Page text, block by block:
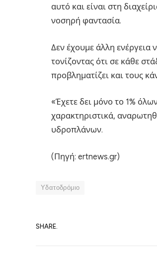
αυτό και είναι στη
νοσηρή φαντασία.
Δεν έχουμε άλλη
τονίζοντας ότι σε κάθε
προβληματίζει και τους
«Έχετε δει μόνο το 1%
χαρακτηριστικά,
υδροπλάνων.
(Πηγή: ertnews.gr)
Υδατοδρόμιο
SHARE.